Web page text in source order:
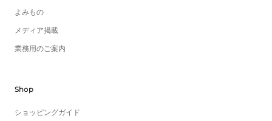
よみもの
メディア掲載
業務用のご案内
Shop
ショッピングガイド